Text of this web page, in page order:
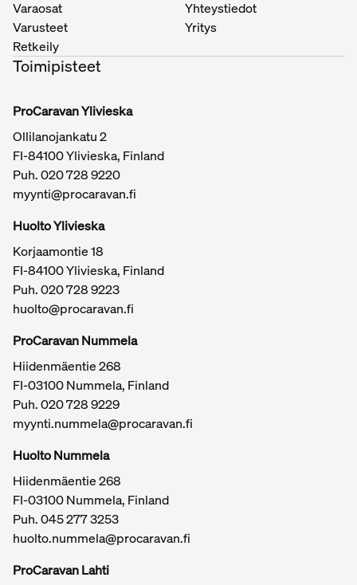
Tärkeitä linkkejä / sivukartta
Varaosat
Varusteet
Retkeily
Yhteystiedot
Yritys
Toimipisteet
ProCaravan Ylivieska
Ollilanojankatu 2
FI-84100 Ylivieska, Finland
Puh.020 728 9220
myynti@procaravan.fi
Huolto Ylivieska
Korjaamontie 18
FI-84100 Ylivieska, Finland
Puh.020 728 9223
huolto@procaravan.fi
ProCaravan Nummela
Hiidenmäentie 268
FI-03100 Nummela, Finland
Puh.020 728 9229
myynti.nummela@procaravan.fi
Huolto Nummela
Hiidenmäentie 268
FI-03100 Nummela, Finland
Puh. 045 277 3253
huolto.nummela@procaravan.fi
ProCaravan Lahti